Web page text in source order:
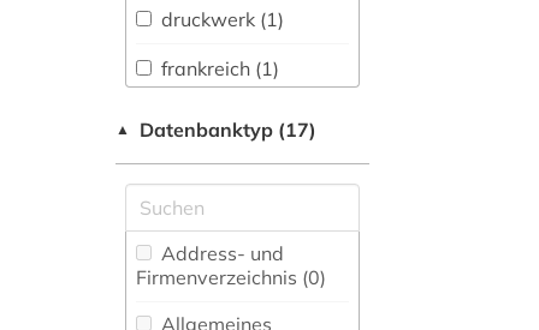
Anglistik.
Amerikanistik (0)
Vermessungswesen (0)
Biologie,
Biotechnologie (0)
Buch- und
druckwerk (1)
frankreich (1)
handschrift (1)
inkunabel (1)
mittelalter (1)
▲ Datenbanktyp (17)
Address- und
Firmenverzeichnis (0)
Allgemeines